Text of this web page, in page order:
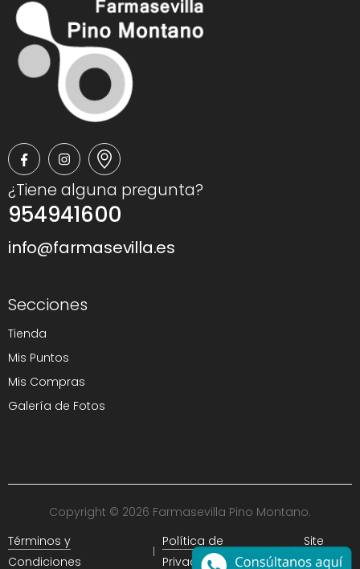
¿Tiene alguna pregunta?
954941600
info@farmasevilla.es
Secciones
Tienda
Mis Puntos
Mis Compras
Galería de Fotos
Copyright © 2026 Farmasevilla Pino Montano.
Términos y
Condiciones
Política de
Privacidad
Site
Map